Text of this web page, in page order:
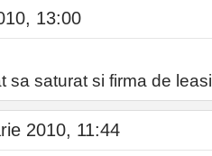
13:00
sa saturat si firma de
2010, 11:44